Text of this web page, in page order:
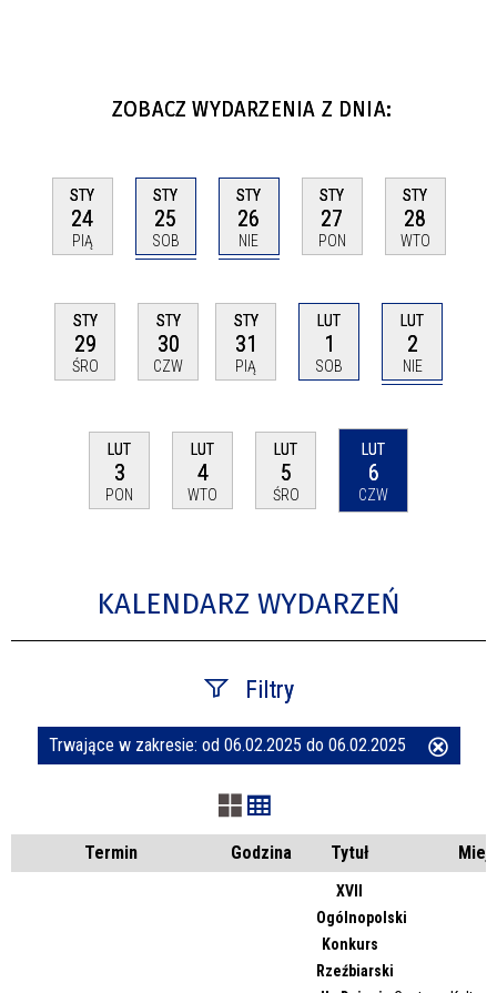
ZOBACZ WYDARZENIA Z DNIA:
STY
24
PIĄ
STY
25
SOB
STY
26
NIE
STY
27
PON
STY
28
WTO
STY
29
ŚRO
STY
30
CZW
STY
31
PIĄ
LUT
1
SOB
LUT
2
NIE
LUT
3
PON
LUT
4
WTO
LUT
5
ŚRO
LUT
6
CZW
KALENDARZ WYDARZEŃ
Filtry
Szukana fraza
Kategoria
Trwające w zakresie: od 06.02.2025 do 06.02.2025
Termin Godzina Tytuł
XVII
Ogólnopolski
Konkurs
Rzeźbiarski